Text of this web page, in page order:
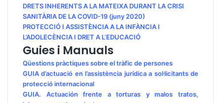
DRETS INHERENTS A LA MATEIXA DURANT LA CRISI
SANITÀRIA DE LA COVID-19 (juny 2020)
PROTECCIÓ I ASSISTÈNCIA A LA INFÀNCIA I
L’ADOLECÈNCIA I DRET A L’EDUCACIÓ
Guies i Manuals
Qüestions pràctiques sobre el tràfic de persones
GUIA d’actuació en l’assistència jurídica a sol·licitants de
protecció internacional
GUIA. Actuación frente a torturas y malos tratos,